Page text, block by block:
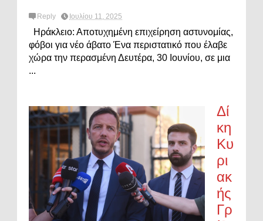
Reply Ιουλίου 11, 2025
Ηράκλειο: Αποτυχημένη επιχείρηση αστυνομίας,
φόβοι για νέο άβατο Ένα περιστατικό που έλαβε
χώρα την περασμένη Δευτέρα, 30 Ιουνίου, σε μια
...
Δί
κη
Κυ
ρι
ακ
ής
Γρ